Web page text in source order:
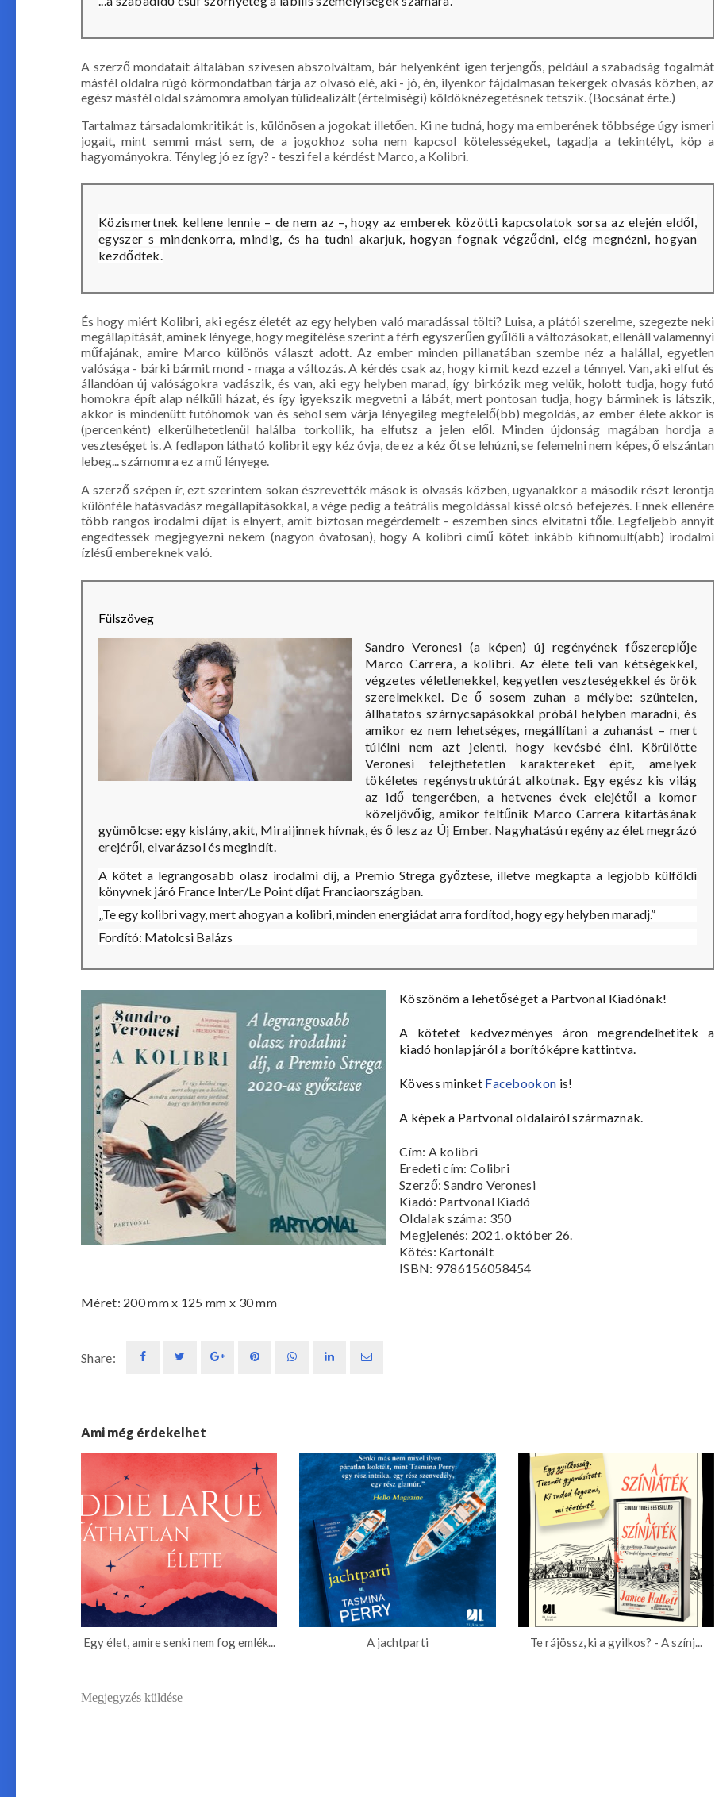
A szerző mondatait általában szívesen abszolváltam, bár helyenként igen terjengős, például a szabadság fogalmát
másfél oldalra rúgó körmondatban tárja az olvasó elé, aki - jó, én, ilyenkor fájdalmasan tekergek olvasás közben, az
egész másfél oldal számomra amolyan túlidealizált (értelmiségi) köldöknézegetésnek tetszik. (Bocsánat érte.)
Tartalmaz társadalomkritikát is, különösen a jogokat illetően. Ki ne tudná, hogy ma emberének többsége úgy ismeri
jogait, mint semmi mást sem, de a jogokhoz soha nem kapcsol kötelességeket, tagadja a tekintélyt, köp a
hagyományokra. Tényleg jó ez így? - teszi fel a kérdést Marco, a Kolibri.
Közismertnek kellene lennie – de nem az –, hogy az emberek közötti kapcsolatok sorsa az elején eldől,
egyszer s mindenkorra, mindig, és ha tudni akarjuk, hogyan fognak végződni, elég megnézni, hogyan
kezdődtek.
És hogy miért Kolibri, aki egész életét az egy helyben való maradással tölti? Luisa, a plátói szerelme, szegezte neki
megállapítását, aminek lényege, hogy megítélése szerint a férfi egyszerűen gyűlöli a változásokat, ellenáll valamennyi
műfajának, amire Marco különös választ adott. Az ember minden pillanatában szembe néz a halállal, egyetlen
valósága - bárki bármit mond - maga a változás. A kérdés csak az, hogy ki mit kezd ezzel a ténnyel. Van, aki elfut és
állandóan új valóságokra vadászik, és van, aki egy helyben marad, így birkózik meg velük, holott tudja, hogy futó
homokra épít alap nélküli házat, és így igyekszik megvetni a lábát, mert pontosan tudja, hogy bárminek is látszik,
akkor is mindenütt futóhomok van és sehol sem várja lényegileg megfelelő(bb) megoldás, az ember élete akkor is
(percenként) elkerülhetetlenül halálba torkollik, ha elfutsz a jelen elől. Minden újdonság magában hordja a
veszteséget is. A fedlapon látható kolibrit egy kéz óvja, de ez a kéz őt se lehúzni, se felemelni nem képes, ő elszántan
lebeg... számomra ez a mű lényege.
A szerző szépen ír, ezt szerintem sokan észrevették mások is olvasás közben, ugyanakkor a második részt lerontja
különféle hatásvadász megállapításokkal, a vége pedig a teátrális megoldással kissé olcsó befejezés. Ennek ellenére
több rangos irodalmi díjat is elnyert, amit biztosan megérdemelt - eszemben sincs elvitatni tőle. Legfeljebb annyit
engedtessék megjegyezni nekem (nagyon óvatosan), hogy A kolibri című kötet inkább kifinomult(abb) irodalmi
ízlésű embereknek való.
Fülszöveg
Sandro ​Veronesi (a képen) új regényének főszereplője
Marco Carrera, a kolibri. Az élete teli van kétségekkel,
végzetes véletlenekkel, kegyetlen veszteségekkel és örök
szerelmekkel. De ő sosem zuhan a mélybe: szüntelen,
állhatatos szárnycsapásokkal próbál helyben maradni, és
amikor ez nem lehetséges, megállítani a zuhanást – mert
túlélni nem azt jelenti, hogy kevésbé élni. Körülötte
Veronesi felejthetetlen karaktereket épít, amelyek
tökéletes regénystruktúrát alkotnak. Egy egész kis világ
az idő tengerében, a hetvenes évek elejétől a komor
közeljövőig, amikor feltűnik Marco Carrera kitartásának
gyümölcse: egy kislány, akit, Miraijinnek hívnak, és ő lesz az Új Ember. Nagyhatású regény az élet megrázó
erejéről, elvarázsol és megindít.
A kötet a legrangosabb olasz irodalmi díj, a Premio Strega győztese, illetve megkapta a legjobb külföldi
könyvnek járó France Inter/Le Point díjat Franciaországban.
„Te egy kolibri vagy, mert ahogyan a kolibri, minden energiádat arra fordítod, hogy egy helyben maradj.”
Fordító: Matolcsi Balázs
Köszönöm a lehetőséget a Partvonal Kiadónak!
A kötetet kedvezményes áron megrendelhetitek a
kiadó honlapjáról a borítóképre kattintva.
Kövess minket Facebookon is!
A képek a Partvonal oldalairól származnak.
Cím: A kolibri
Eredeti cím: Colibri
Szerző: Sandro Veronesi
Kiadó: Partvonal Kiadó
Oldalak száma: 350
Megjelenés: 2021. október 26.
Kötés: Kartonált
ISBN: 9786156058454
Méret: 200 mm x 125 mm x 30 mm
Share:
Ami még érdekelhet
Egy élet, amire senki nem fog emlék... A jachtparti Te rájössz, ki a gyilkos? - A színj...
Megjegyzés küldése